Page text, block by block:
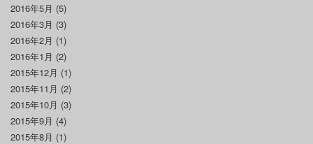
2016年5月 (5)
2016年3月 (3)
2016年2月 (1)
2016年1月 (2)
2015年12月 (1)
2015年11月 (2)
2015年10月 (3)
2015年9月 (4)
2015年8月 (1)